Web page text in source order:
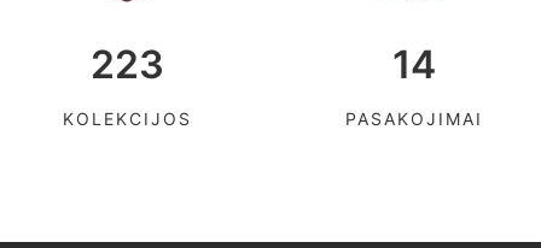
223
KOLEKCIJOS
14
PASAKOJIMAI